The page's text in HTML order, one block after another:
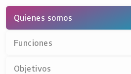
Quienes somos
Funciones
Objetivos